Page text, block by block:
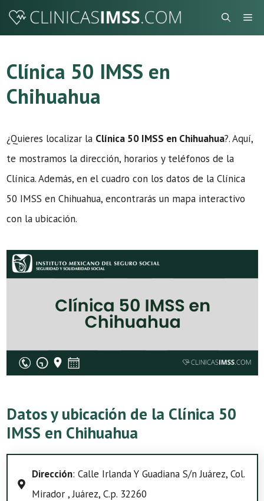
Saltar
Clínica 50 IMSS en
Chihuahua
¿Quieres localizar la Clínica 50 IMSS en Chihuahua?. Aquí,
te mostramos la dirección, horarios y teléfonos de la
Clínica. Además, en el cuadro con los datos de la Clínica
50 IMSS en Chihuahua, encontrarás un mapa interactivo
con la ubicación.
Datos y ubicación de la Clínica 50
IMSS en Chihuahua
Dirección: Calle Irlanda Y Guadiana S/n Juárez, Col.
Mirador , Juárez, C.p. 32260